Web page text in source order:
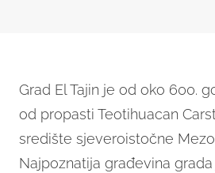
Grad El Tajin je od oko 600.
od propasti Teotihuacan
središte sjeveroistočne
Najpoznatija građevina